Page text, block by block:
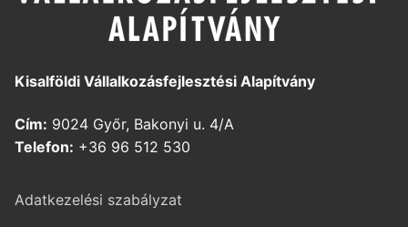
Kisalföldi Vállalkozásfejlesztési Alapítvány
Cím: 9024 Győr, Bakonyi u. 4/A
Telefon: +36 96 512 530
Adatkezelési szabályzat